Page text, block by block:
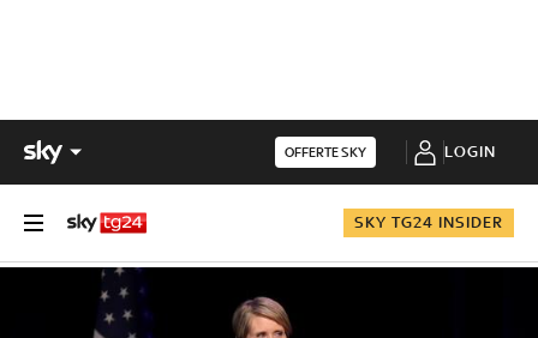
OFFERTE SKY LOGIN
SKY TG24 INSIDER